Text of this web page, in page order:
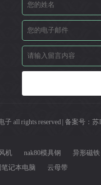
all rights reserved | 备案号： 苏
机 nak80模具钢 异形磁铁
笔记本电脑 云母带